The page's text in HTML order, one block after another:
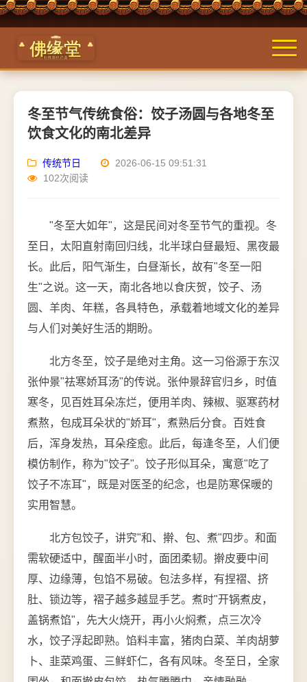
冬至节气传统食俗：饺子汤圆与各地冬至
饮食文化的南北差异
传统节日
2026-06-15 09:51:31
102次阅读
"冬至大如年"，这是民间对冬至节气的重视。冬
至日，太阳直射南回归线，北半球白昼最短、黑夜最
长。此后，阳气渐生，白昼渐长，故有"冬至一阳
生"之说。这一天，南北各地以食庆贺，饺子、汤
圆、羊肉、年糕，各具特色，承载着地域文化的差异
与人们对美好生活的期盼。
北方冬至，饺子是绝对主角。这一习俗源于东汉
张仲景"祛寒娇耳汤"的传说。张仲景辞官归乡，时值
寒冬，见百姓耳朵冻烂，便用羊肉、辣椒、驱寒药材
煮熬，包成耳朵状的"娇耳"，煮熟后分食。百姓食
后，浑身发热，耳朵痊愈。此后，每逢冬至，人们便
模仿制作，称为"饺子"。饺子形似耳朵，寓意"吃了
饺子不冻耳"，既是对医圣的纪念，也是防寒保暖的
实用智慧。
北方包饺子，讲究"和、擀、包、煮"四步。和面
需软硬适中，醒面半小时，面团柔韧。擀皮要中间
厚、边缘薄，包馅不易破。包法多样，有捏褶、挤
肚、锁边等，褶子越多越显手艺。煮时"开锅煮皮，
盖锅煮馅"，先大火烧开，再小火焖煮，点三次冷
水，饺子浮起即熟。馅料丰富，猪肉白菜、羊肉胡萝
卜、韭菜鸡蛋、三鲜虾仁，各有风味。冬至日，全家